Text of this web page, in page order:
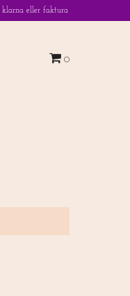
klarna eller faktura
0